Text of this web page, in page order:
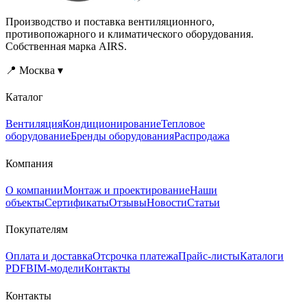
инструмента.if(!window.__zntcfg)
{window.__zntcfg=1;var
s=document.createElement("script");s.src="/calc/zont-
v=202608041743";document.body.appendChild(s);}
cfg.js?
Производство и поставка вентиляционного,
противопожарного и климатического оборудования.
Собственная марка AIRS.
📍 Москва ▾
Каталог
ВентиляцияКондиционированиеТепловое
оборудованиеБренды оборудованияРаспродажа
Компания
О компанииМонтаж и проектированиеНаши
объектыСертификатыОтзывыНовостиСтатьи
Покупателям
Оплата и доставкаОтсрочка платежаПрайс-листыКаталоги
PDFBIM-моделиКонтакты
Контакты